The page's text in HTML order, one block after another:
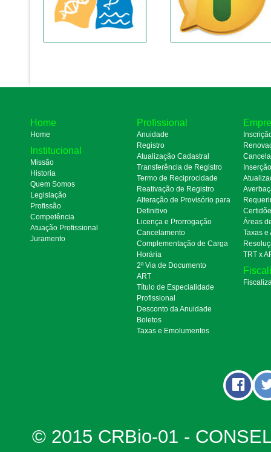
Home
Home
Institucional
Missão
Historia
Quem Somos
Legislação
Profissão
Competência
Atuação Profissional
Juramento
Profissional
Anuidade
Registro
Atualização Cadastral
Transferência de Registro
Termo de Reciprocidade
Reativação de Registro
Alteração de Provisório para
Definitivo
Licença e Prorrogação
Cancelamento
Complementação de Carga
Horária
2ª Via de Documento
ART
Título de Especialidade
Profissional
Desconto da Anuidade
Boletos
Taxas e Emolumentos
Áreas
Taxas e
TRT x
© 2015 CRBio-01 -